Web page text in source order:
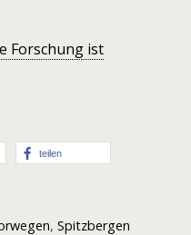
Forschung ist
teilen
, Spitzbergen